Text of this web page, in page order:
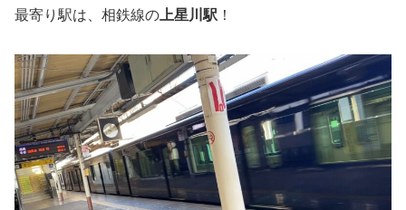
最寄り駅は、相鉄線の 上星川駅 ！